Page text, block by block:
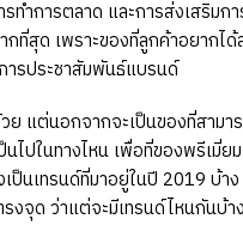
ทำการตลาด และการส่งเสริ
กที่สุด เพราะของที่ลูกค้าอยาก
ารประชาสัมพันธ์แบรนด์
แต่นอกจากจะเป็นของที่สาม
ปในทางไหน เพื่อที่ของพรีเมี่ย
นเทรนด์ที่มาอยู่ในปี 2019 บ้
จุด ว่าแต่จะมีเทรนด์ไหนกันบ้า